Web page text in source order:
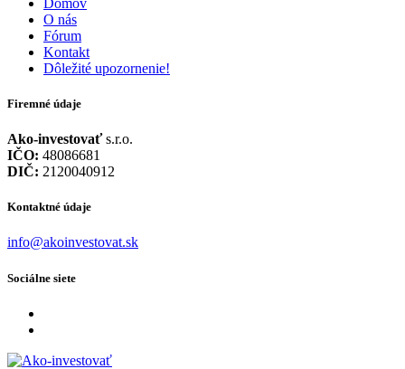
O nás
Fórum
Kontakt
Dôležité upozornenie!
Firemné údaje
Ako-investovaťs.r.o.
IČO: 48086681
DIČ: 2120040912
Kontaktné údaje
info@akoinvestovat.sk
Sociálne siete